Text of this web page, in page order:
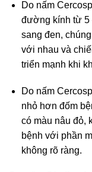
Do nấm
đường kính từ 5
sang đen,
với nhau và
triển mạnh khi
Do nấm
nhỏ hơn đốm
có màu nâu đỏ,
bệnh với phần
không rõ ràng.